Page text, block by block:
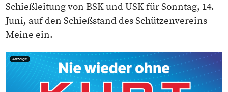
Schießleitung von BSK und USK für Sonntag, 14.
Juni, auf den Schießstand des Schützenvereins
Meine ein.
Anzeige